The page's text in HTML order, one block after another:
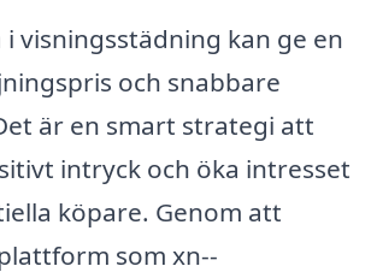
visningsstädning kan ge en
och snabbare
är en smart strategi att
intryck och öka intresset
köpare. Genom att
som xn--